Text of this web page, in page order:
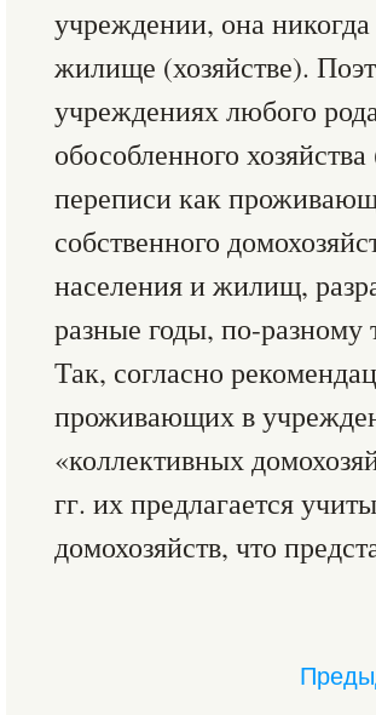
учреждении, она
жилище (хозяйстве).
учреждениях любого
обособленного
переписи как
собственного
населения и жилищ,
разные годы, по-
Так, согласно
проживающих в
«коллективных
гг. их предлагается
домохозяйств, что